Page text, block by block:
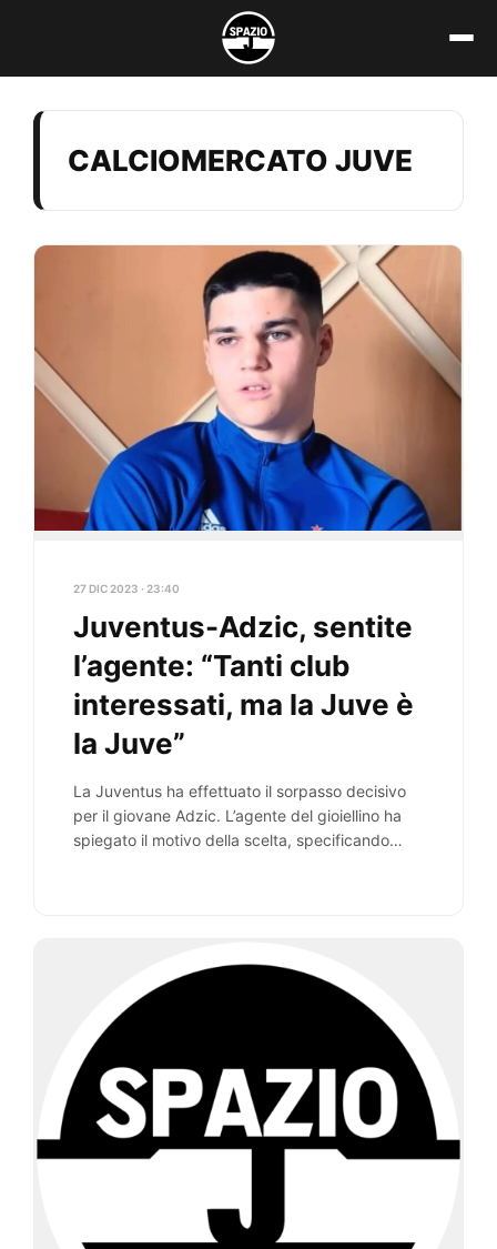
contenuto
CALCIOMERCATO JUVE
27 DIC 2023 · 23:40
Juventus-Adzic, sentite
l’agente: “Tanti club
interessati, ma la Juve è
la Juve”
La Juventus ha effettuato il sorpasso decisivo
per il giovane Adzic. L’agente del gioiellino ha
spiegato il motivo della scelta, specificando